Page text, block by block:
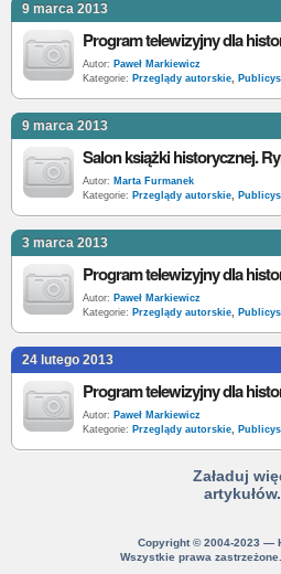
9 marca 2013
Autor: Paweł Markiewicz
Kategorie: Przeglądy autorskie,
9 marca 2013
Autor: Marta Furmanek
Kategorie: Przeglądy autorskie,
3 marca 2013
Program telewizyjny dla
Autor: Paweł Markiewicz
Kategorie: Przeglądy autorskie,
24 lutego 2013
Autor: Paweł Markiewicz
Kategorie: Przeglądy autorskie,
Załaduj
Copyright © 2004-2023 —
Wszystkie prawa